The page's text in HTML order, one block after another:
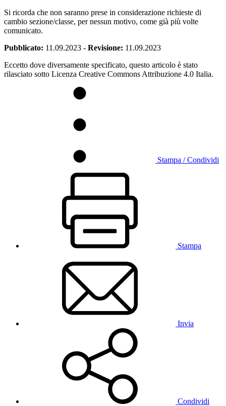
Si ricorda che non saranno prese in considerazione richieste di
cambio sezione/classe, per nessun motivo, come già più volte
comunicato.
Pubblicato: 11.09.2023 - Revisione: 11.09.2023
Eccetto dove diversamente specificato, questo articolo è stato
rilasciato sotto Licenza Creative Commons Attribuzione 4.0 Italia.
Stampa / Condividi
Stampa
Invia
Condividi